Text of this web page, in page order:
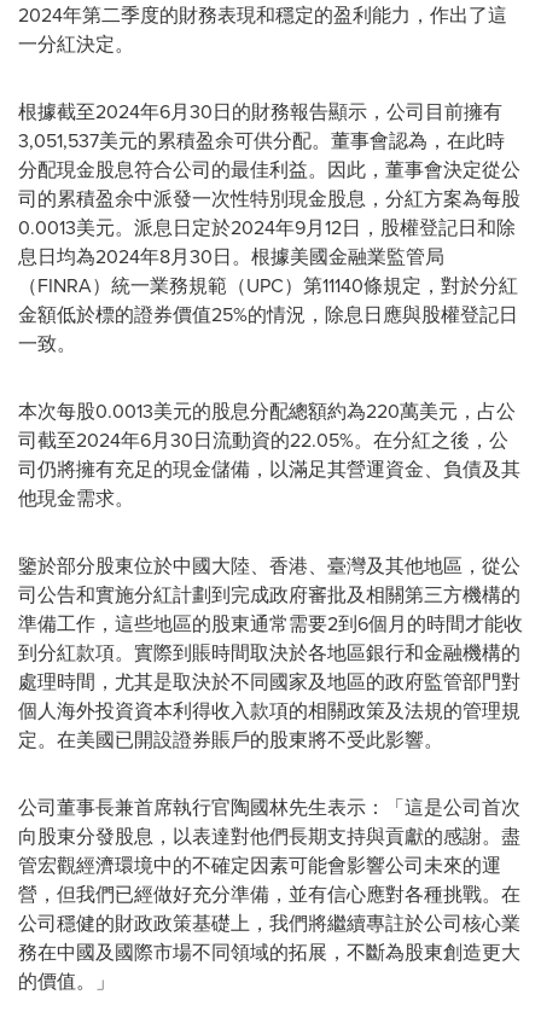
2024年第二季度的財務表現和穩定的盈利能力，作出了這
一分紅決定。
根據截至2024年6月30日的財務報告顯示，公司目前擁有
3,051,537美元的累積盈余可供分配。董事會認為，在此時
分配現金股息符合公司的最佳利益。因此，董事會決定從公
司的累積盈余中派發一次性特別現金股息，分紅方案為每股
0.0013美元。派息日定於2024年9月12日，股權登記日和除
息日均為2024年8月30日。根據美國金融業監管局
（FINRA）統一業務規範（UPC）第11140條規定，對於分紅
金額低於標的證券價值25%的情況，除息日應與股權登記日
一致。
本次每股0.0013美元的股息分配總額約為220萬美元，占公
司截至2024年6月30日流動資的22.05%。在分紅之後，公
司仍將擁有充足的現金儲備，以滿足其營運資金、負債及其
他現金需求。
鑒於部分股東位於中國大陸、香港、臺灣及其他地區，從公
司公告和實施分紅計劃到完成政府審批及相關第三方機構的
準備工作，這些地區的股東通常需要2到6個月的時間才能收
到分紅款項。實際到賬時間取決於各地區銀行和金融機構的
處理時間，尤其是取決於不同國家及地區的政府監管部門對
個人海外投資資本利得收入款項的相關政策及法規的管理規
定。在美國已開設證券賬戶的股東將不受此影響。
公司董事長兼首席執行官陶國林先生表示：「這是公司首次
向股東分發股息，以表達對他們長期支持與貢獻的感謝。盡
管宏觀經濟環境中的不確定因素可能會影響公司未來的運
營，但我們已經做好充分準備，並有信心應對各種挑戰。在
公司穩健的財政政策基礎上，我們將繼續專註於公司核心業
務在中國及國際市場不同領域的拓展，不斷為股東創造更大
的價值。」